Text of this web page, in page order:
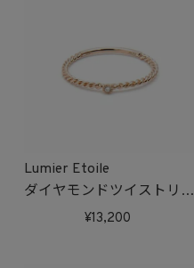
Lumier Etoile
ダイヤモンドツイストリン
グ(ピンクゴールド)
13,200